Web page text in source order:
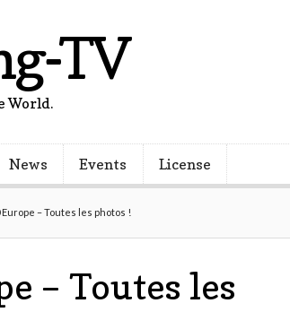
TV
World.
News Events License
Europe – Toutes les photos !
– Toutes les